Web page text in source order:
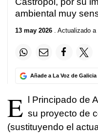
ambiental muy
13 may 2026 . Actualizado a
Añade a La Voz de
E
l Principado de
su proyecto de
(sustituyendo el